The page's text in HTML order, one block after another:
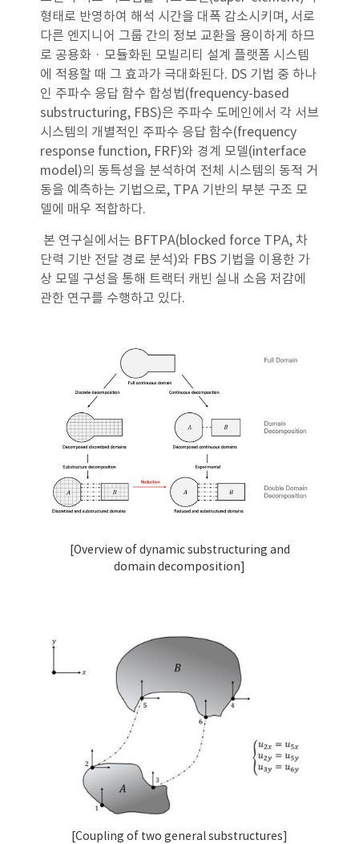
형태로 반영하여 해석 시간을 대폭 감소시키며, 서로
다른 엔지니어 그룹 간의 정보 교환을 용이하게 하므
로 공용화 · 모듈화된 모빌리티 설계 플랫폼 시스템
에 적용할 때 그 효과가 극대화된다. DS 기법 중 하나
인 주파수 응답 함수 합성법(frequency-based
substructuring, FBS)은 주파수 도메인에서 각 서브
시스템의 개별적인 주파수 응답 함수(frequency
response function, FRF)와 경계 모델(interface
model)의 동특성을 분석하여 전체 시스템의 동적 거
동을 예측하는 기법으로, TPA 기반의 부분 구조 모
델에 매우 적합하다.
본 연구실에서는 BFTPA(blocked force TPA, 차
단력 기반 전달 경로 분석)와 FBS 기법을 이용한 가
상 모델 구성을 통해 트랙터 캐빈 실내 소음 저감에
관한 연구를 수행하고 있다.
[Overview of dynamic substructuring and
domain decomposition]
[Coupling of two general substructures]